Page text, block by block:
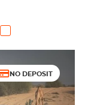
NO DEPOSIT